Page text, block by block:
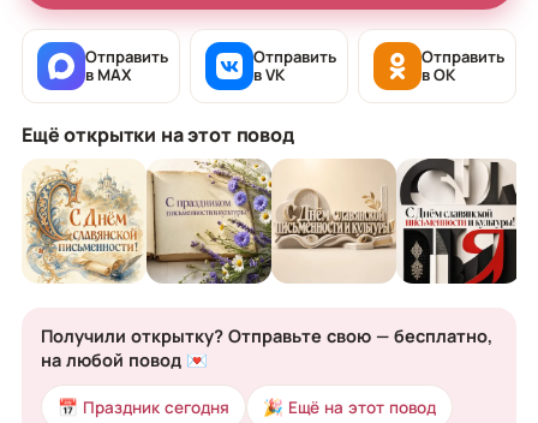
Отправить
в MAX
Отправить
в VK
Отправить
в OK
Ещё открытки на этот повод
Получили открытку? Отправьте свою — бесплатно,
на любой повод 💌
📅 Праздник сегодня 🎉 Ещё на этот повод